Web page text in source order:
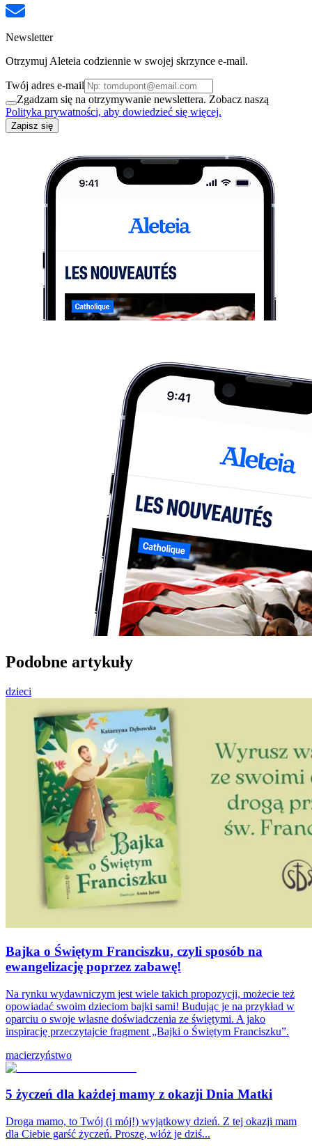
Newsletter
Otrzymuj Aleteia codziennie w swojej skrzynce e-mail.
Twój adres e-mail
Zgadzam się na otrzymywanie newslettera. Zobacz naszą
Polityka prywatności, aby dowiedzieć się więcej.
Zapisz się
Podobne artykuły
dzieci
Bajka o Świętym Franciszku, czyli sposób na
ewangelizację poprzez zabawę!
Na rynku wydawniczym jest wiele takich propozycji, możecie też
opowiadać swoim dzieciom bajki sami! Budując je na przykład w
oparciu o swoje własne doświadczenia ze świętymi. A jako
inspirację przeczytajcie fragment „Bajki o Świętym Franciszku”.
macierzyństwo
5 życzeń dla każdej mamy z okazji Dnia Matki
Droga mamo, to Twój (i mój!) wyjątkowy dzień. Z tej okazji mam
dla Ciebie garść życzeń. Proszę, włóż je dziś...